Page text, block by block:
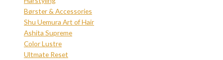
Børster & Accessories
Shu Uemura Art of Hair
Ashita Supreme
Color Lustre
Ultmate Reset